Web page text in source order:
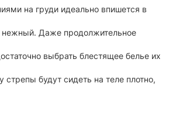
на груди идеально впишется в
нежный. Даже продолжительное
выбрать блестящее белье их
будут сидеть на теле плотно,